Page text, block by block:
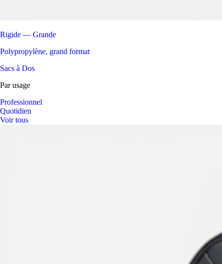
Rigide — Grande
Polypropylène, grand format
Sacs à Dos
Par usage
Professionnel
Quotidien
Voir tous